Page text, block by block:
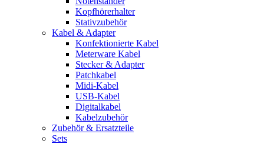
Kopfhörerhalter
Stativzubehör
Kabel & Adapter
Konfektionierte Kabel
Meterware Kabel
Stecker & Adapter
Patchkabel
Midi-Kabel
USB-Kabel
Digitalkabel
Kabelzubehör
Zubehör & Ersatzteile
Sets